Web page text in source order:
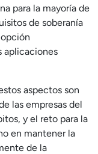
para la mayoría de
de soberanía
aplicaciones
aspectos son
las empresas del
y el reto para la
en mantener la
de la